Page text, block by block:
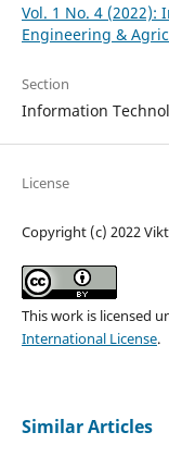
Vol. 1 No. 4 (2022):
Engineering &
Section
Information
License
Copyright (c) 2022
This work is licensed
International License.
Similar Articles